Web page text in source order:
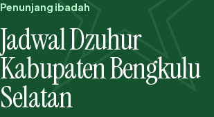
Penunjang ibadah
Jadwal Dzuhur
Kabupaten Bengkulu
Selatan